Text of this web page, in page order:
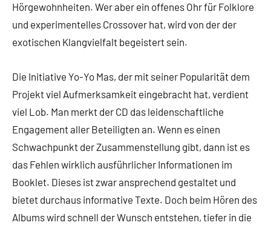
Hörgewohnheiten. Wer aber ein offenes Ohr für Folklore
und experimentelles Crossover hat, wird von der der
exotischen Klangvielfalt begeistert sein.
Die Initiative Yo-Yo Mas, der mit seiner Popularität dem
Projekt viel Aufmerksamkeit eingebracht hat, verdient
viel Lob. Man merkt der CD das leidenschaftliche
Engagement aller Beteiligten an. Wenn es einen
Schwachpunkt der Zusammenstellung gibt, dann ist es
das Fehlen wirklich ausführlicher Informationen im
Booklet. Dieses ist zwar ansprechend gestaltet und
bietet durchaus informative Texte. Doch beim Hören des
Albums wird schnell der Wunsch entstehen, tiefer in die